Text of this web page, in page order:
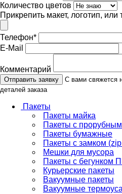
Количество цветов
Прикрепить макет, логотип, или
Телефон*
E-Mail
Комментарий
Отправить заявку
С вами свяжется
деталей заказа
Пакеты
Пакеты майка
Пакеты с
Пакеты бумажные
Пакеты с замком
Мешки для мусора
Пакеты с бегунком
Курьерские пакеты
Вакуумные пакеты
Вакуумные